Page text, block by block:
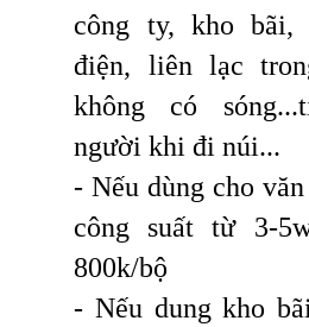
công ty, kho bãi,
điện, liên lạc
không có
người khi đi núi...
- Nếu dùng cho
công suất từ 3-
800k/bộ
- Nếu dung kho